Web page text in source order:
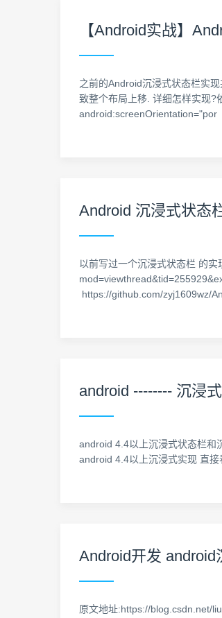
【Android实战】
之前的Android沉浸式状态栏实
致整个布局上移. 详细怎样实现
android:screenOrientation="por
Android 沉浸式状态
以前写过一个沉浸式状态栏 的
https://github.com/zyj1609wz/
android -------- 沉浸
android 4.4以上沉浸式状态栏和
android 4.4以上沉浸式实现 直
Android开发
原文地址:https://blog.csdn.net/